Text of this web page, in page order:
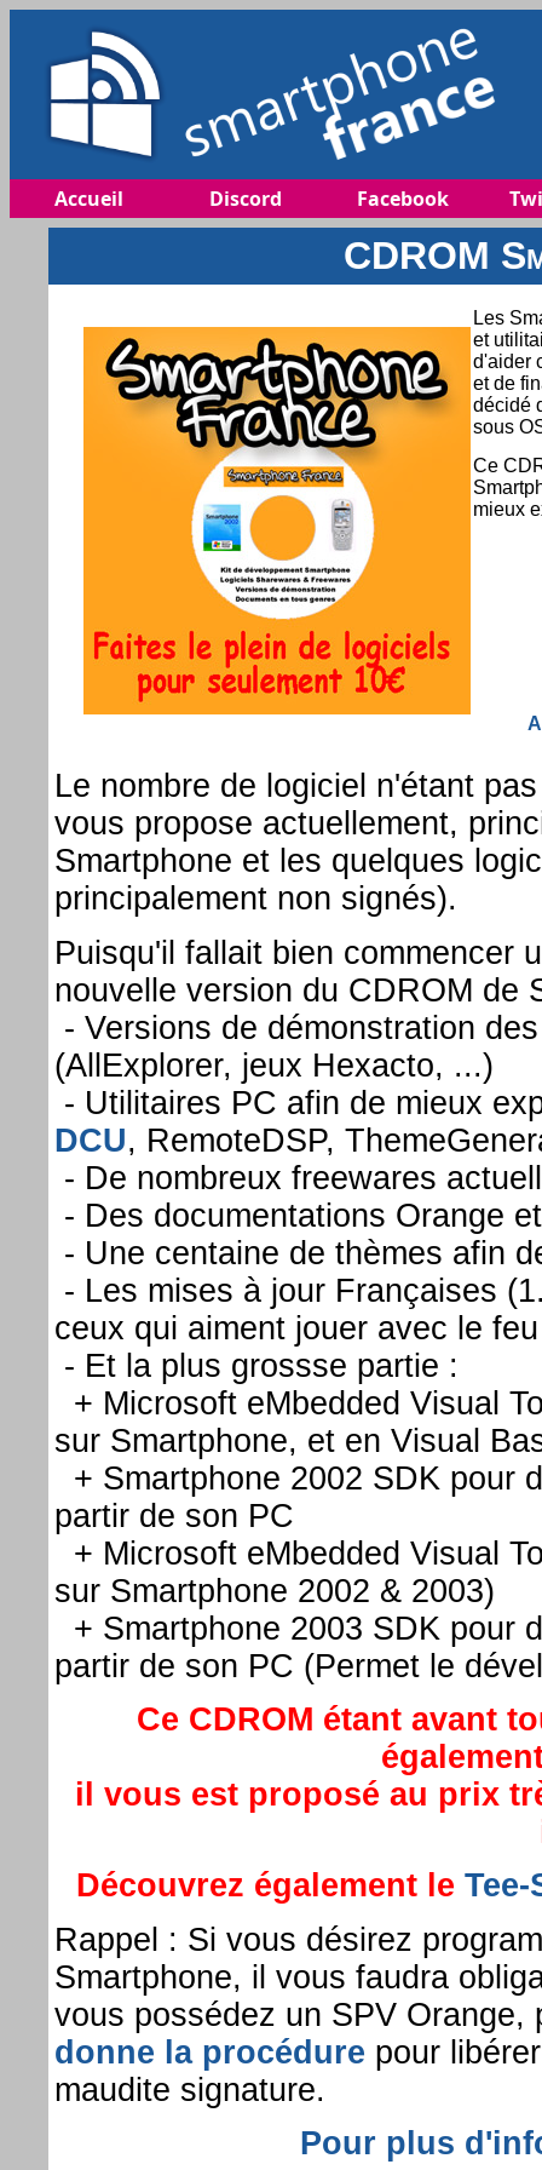
Accueil Discord Facebook
CDROM
Les
et
d'aider
et de
décidé
sous
Ce
mieux
Le nombre de logiciel n'étant
vous propose actuellement,
Smartphone et les quelques
principalement non signés).
Puisqu'il fallait bien commencer
nouvelle version du CDROM de
- Versions de démonstration
(AllExplorer, jeux Hexacto, ...)
- Utilitaires PC afin de mieux
DCU, RemoteDSP,
- De nombreux freewares
- Des documentations Orange
- Une centaine de thèmes afin
- Les mises à jour Françaises
ceux qui aiment jouer avec le
- Et la plus grossse partie :
+ Microsoft eMbedded Visual
sur Smartphone, et en Visual
+ Smartphone 2002 SDK pour
partir de son PC
+ Microsoft eMbedded Visual
sur Smartphone 2002 & 2003)
+ Smartphone 2003 SDK pour
partir de son PC (Permet le
Ce CDROM étant avant
il vous est proposé au prix
Découvrez également le
Rappel : Si vous désirez
Smartphone, il vous faudra
vous possédez un SPV
donne la procédure pour
maudite signature.
Pour plus